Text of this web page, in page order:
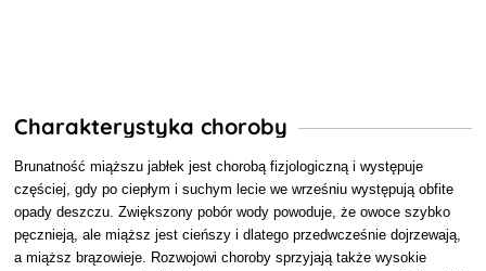
Charakterystyka choroby
Brunatność miąższu jabłek jest chorobą fizjologiczną i występuje
częściej, gdy po ciepłym i suchym lecie we wrześniu występują obfite
opady deszczu. Zwiększony pobór wody powoduje, że owoce szybko
pęcznieją, ale miąższ jest cieńszy i dlatego przedwcześnie dojrzewają,
a miąższ brązowieje. Rozwojowi choroby sprzyjają także wysokie